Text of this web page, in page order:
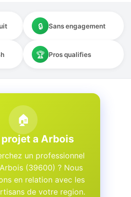
🔒 Sans engagement
🏆 Pros qualifies
🏠
a Arbois
un professionnel
(39600) ? Nous
en relation avec les
de votre region.